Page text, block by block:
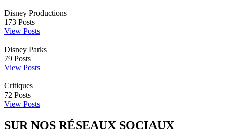
Disney Productions
173 Posts
View Posts
Disney Parks
79 Posts
View Posts
Critiques
72 Posts
View Posts
SUR NOS RÉSEAUX SOCIAUX